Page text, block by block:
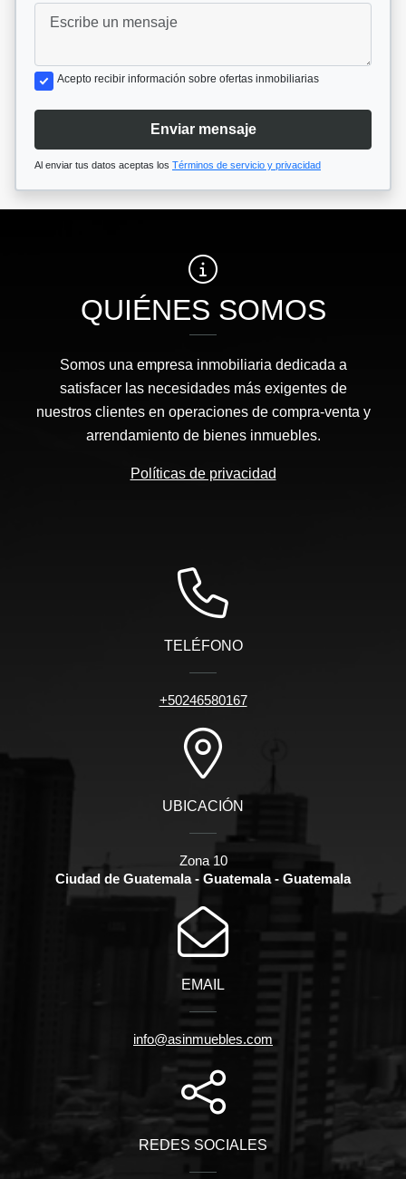
Acepto recibir información sobre ofertas inmobiliarias
Enviar mensaje
Al enviar tus datos aceptas los Términos de servicio y privacidad
QUIÉNES SOMOS
Somos una empresa inmobiliaria dedicada a
satisfacer las necesidades más exigentes de
nuestros clientes en operaciones de compra-venta y
arrendamiento de bienes inmuebles.
Políticas de privacidad
TELÉFONO
+50246580167
UBICACIÓN
Zona 10
Ciudad de Guatemala - Guatemala - Guatemala
EMAIL
info@asinmuebles.com
REDES SOCIALES